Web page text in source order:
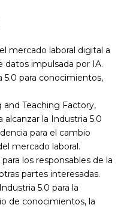
mercado laboral digital a
datos impulsada por IA.
5.0 para conocimientos,
Teaching Factory,
alcanzar la Industria 5.0
para el cambio
mercado laboral.
los responsables de la
partes interesadas.
5.0 para la
de conocimientos, la